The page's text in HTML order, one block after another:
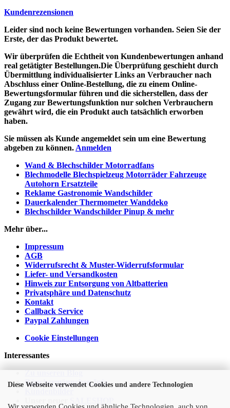
Diese Webseite verwendet Cookies und andere Technologien
Kundenrezensionen
Leider sind noch keine Bewertungen vorhanden. Seien Sie der
Erste, der das Produkt bewertet.
Wir überprüfen die Echtheit von Kundenbewertungen anhand
real getätigter Bestellungen.Die Überprüfung geschieht durch
Übermittlung individualisierter Links an Verbraucher nach
Abschluss einer Online-Bestellung, die zu einem Online-
Bewertungsformular führen und die sicherstellen, dass der
Zugang zur Bewertungsfunktion nur solchen Verbrauchern
gewährt wird, die ein Produkt auch tatsächlich erworben
haben.
Sie müssen als Kunde angemeldet sein um eine Bewertung
abgeben zu können.Anmelden
Wand & Blechschilder Motorradfans
Blechmodelle Blechspielzeug Motorräder Fahrzeuge
Autohorn Ersatzteile
Reklame Gastronomie Wandschilder
Dauerkalender Thermometer Wanddeko
Blechschilder Wandschilder Pinup & mehr
Mehr über...
Impressum
AGB
Widerrufsrecht & Muster-Widerrufsformular
Liefer- und Versandkosten
Hinweis zur Entsorgung von Altbatterien
Privatsphäre und Datenschutz
Kontakt
Callback Service
Paypal Zahlungen
Cookie Einstellungen
Interessantes
Zu unseren Blog
Räuchermännchen Info